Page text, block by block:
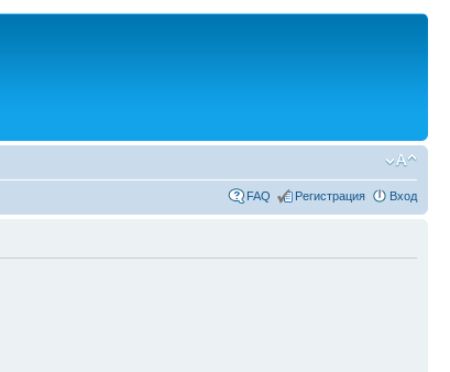
FAQ Регистрация Вход